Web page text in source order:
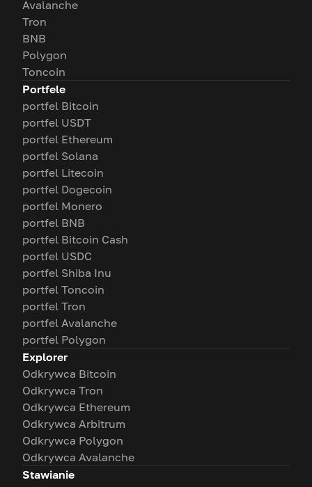
Avalanche
Tron
BNB
Polygon
Toncoin
Portfele
portfel Bitcoin
portfel USDT
portfel Ethereum
portfel Solana
portfel Litecoin
portfel Dogecoin
portfel Monero
portfel BNB
portfel Bitcoin Cash
portfel USDC
portfel Shiba Inu
portfel Toncoin
portfel Tron
portfel Avalanche
portfel Polygon
Explorer
Odkrywca Bitcoin
Odkrywca Tron
Odkrywca Ethereum
Odkrywca Arbitrum
Odkrywca Polygon
Odkrywca Avalanche
Stawianie